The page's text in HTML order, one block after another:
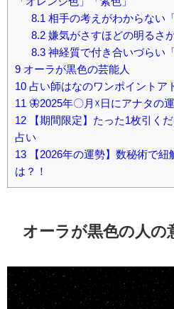
8.1 相手の考えがわからない「
8.2嫌気がさすほどの明るさ
8.3神経質で付き合いづらい「
9 オーラが黒色の芸能人
10 占い師はなのワンポイントア
11 🦋2025年〇月☓日にアナタの
12 【期間限定】たった1枚引く
占い
13 【2026年の運勢】数秘術で
は？！
オーラが黒色の人の